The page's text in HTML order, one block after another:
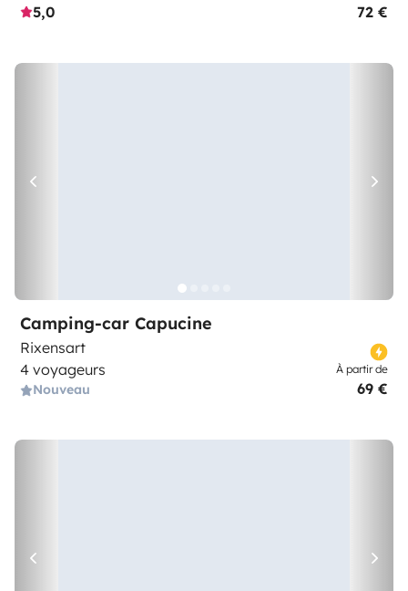
5,0
72 €
Camping-car Capucine
Rixensart
4 voyageurs
Nouveau
À partir de
69 €